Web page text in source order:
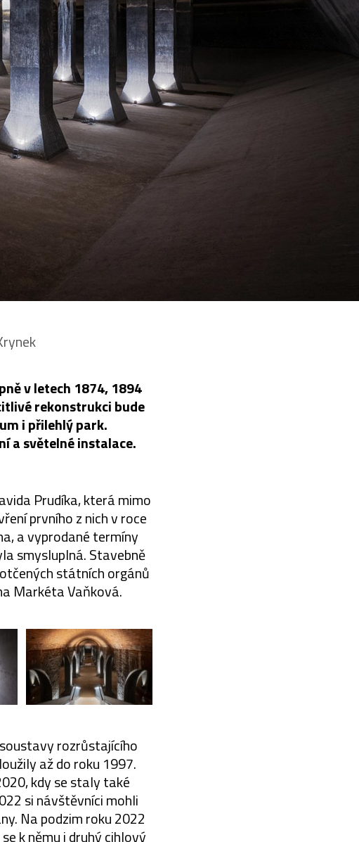
v letech 1874, 1894
rekonstrukci bude
i přilehlý park.
a světelné instalace.
Prudíka, která mimo
prvního z nich v roce
a vyprodané termíny
smysluplná. Stavebně
státních orgánů
Markéta Vaňková.
rozrůstajícího
až do roku 1997.
kdy se staly také
si návštěvníci mohli
Na podzim roku 2022
k němu i druhý cihlový